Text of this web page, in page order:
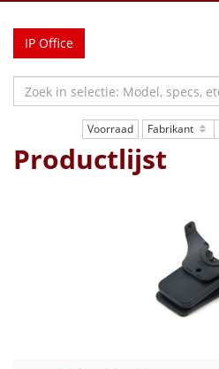
IP Office
Voorraad Fabrikant
Productlijst